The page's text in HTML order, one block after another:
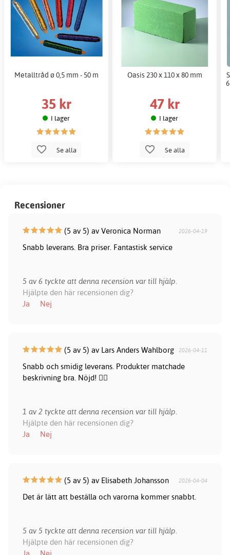
Metalltråd ø 0,5 mm - 50 m
35 kr
I lager
Se alla
Oasis 230 x 110 x 80 mm
47 kr
I lager
Se alla
Recensioner
(5 av 5) av Veronica Norman 2026-04-19
Snabb leverans. Bra priser. Fantastisk service
5 av 6 tyckte att denna recension var till hjälp.
Hjälpte den här recensionen dig?
Ja
Nej
(5 av 5) av Lars Anders Wahlborg 2026-04-11
Snabb och smidig leverans. Produkter matchade
beskrivning bra. Nöjd! 👍🏻
1 av 2 tyckte att denna recension var till hjälp.
Hjälpte den här recensionen dig?
Ja
Nej
(5 av 5) av Elisabeth Johansson 2026-04-04
Det är lätt att beställa och varorna kommer snabbt.
5 av 5 tyckte att denna recension var till hjälp.
Hjälpte den här recensionen dig?